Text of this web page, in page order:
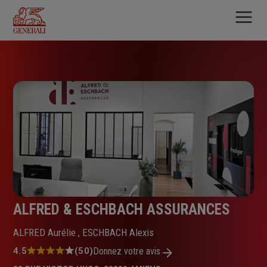
contenu
principal
ALFRED & ESCHBACH ASSURANCES
ALFRED Aurélie , ESCHBACH Alexis
Note
4.5 (50)Donnez votre avis